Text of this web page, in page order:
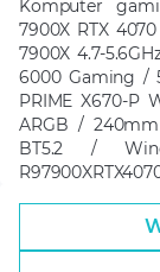
Komputer
7900X RTX
7900X 4.7-
6000 Gaming /
PRIME X670-P
ARGB /
BT5.2 /